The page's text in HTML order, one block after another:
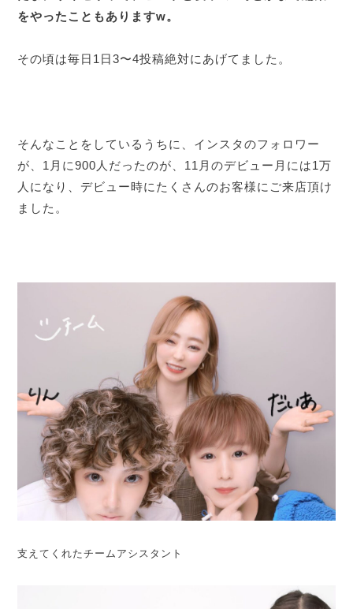
をやったこともありますw。
その頃は毎日1日3〜4投稿絶対にあげてました。
そんなことをしているうちに、インスタのフォロワー
が、1月に900人だったのが、11月のデビュー月には1万
人になり、デビュー時にたくさんのお客様にご来店頂け
ました。
支えてくれたチームアシスタント